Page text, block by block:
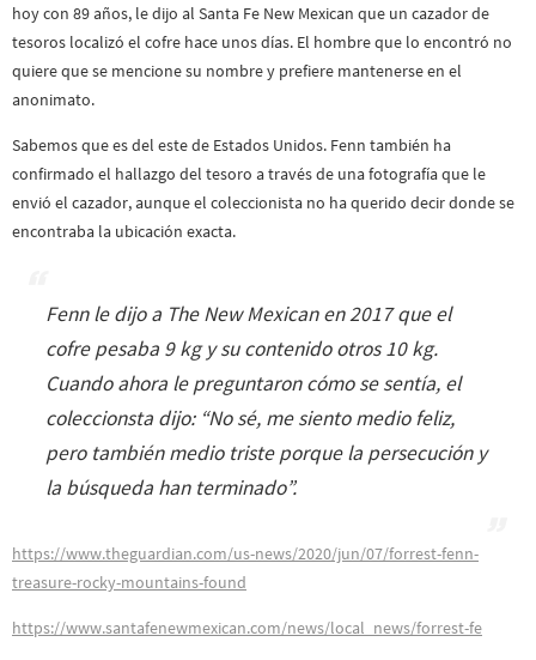
hoy con 89 años, le dijo al Santa Fe New Mexican que un cazador de
tesoros localizó el cofre hace unos días. El hombre que lo encontró no
quiere que se mencione su nombre y prefiere mantenerse en el
anonimato.
Sabemos que es del este de Estados Unidos. Fenn también ha
confirmado el hallazgo del tesoro a través de una fotografía que le
envió el cazador, aunque el coleccionista no ha querido decir donde se
encontraba la ubicación exacta.
Fenn le dijo a The New Mexican en 2017 que el
cofre pesaba 9 kg y su contenido otros 10 kg.
Cuando ahora le preguntaron cómo se sentía, el
coleccionsta dijo: “No sé, me siento medio feliz,
pero también medio triste porque la persecución y
la búsqueda han terminado”.
https://www.theguardian.com/us-news/2020/jun/07/forrest-fenn-
treasure-rocky-mountains-found
https://www.santafenewmexican.com/news/local_news/forrest-fe